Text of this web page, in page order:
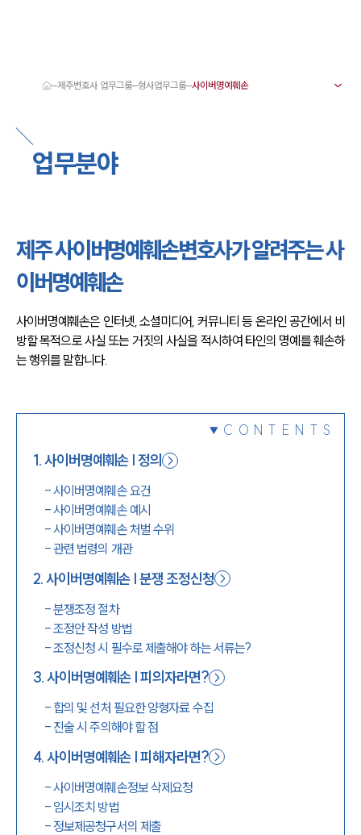
서울·제주변호사
제주형사전문변호사
제주이혼전문변호사
제주학교폭력변호사
제주변호사 주요 업무사례
제주 분사무소 오시는 길
제주변호사상담 상담접수
채용정보
제주변호사 업무그룹 형사업무그룹
업무분야
제주 사이버명예훼손변호사가 알려주는 사
이버명예훼손
사이버명예훼손은 인터넷, 소셜미디어, 커뮤니티 등 온라인 공간에서 비
방할 목적으로 사실 또는 거짓의 사실을 적시하여 타인의 명예를 훼손하
는 행위를 말합니다.
CONTENTS
1.사이버명예훼손 | 정의
-사이버명예훼손 요건
-사이버명예훼손 예시
-사이버명예훼손 처벌 수위
-관련 법령의 개관
2.사이버명예훼손 | 분쟁 조정신청
-분쟁조정 절차
-조정안 작성 방법
-조정신청 시 필수로 제출해야 하는 서류는?
3.사이버명예훼손 | 피의자라면?
- 합의 및 선처 필요한 양형자료 수집
- 진술 시 주의해야 할 점
4.사이버명예훼손 | 피해자라면?
-사이버명예훼손정보 삭제요청
- 임시조치 방법
- 정보제공청구서의 제출